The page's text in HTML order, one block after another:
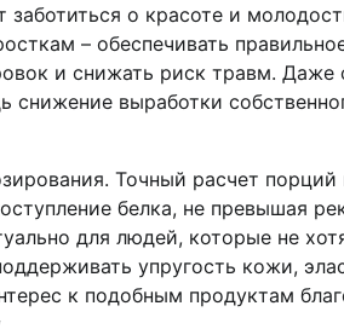
о красоте и
– обеспечивать
и снижать риск травм.
снижение выработки
Точный расчет
белка, не превышая
для людей, которые не
упругость кожи,
к подобным продуктам